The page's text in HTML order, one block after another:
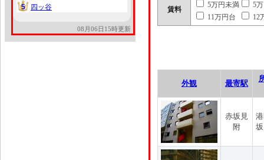
5
5 四ッ谷
08月06日15時更新
賃料
5万円未満
5
11万円台
12
外観 最寄駅
赤坂見
附